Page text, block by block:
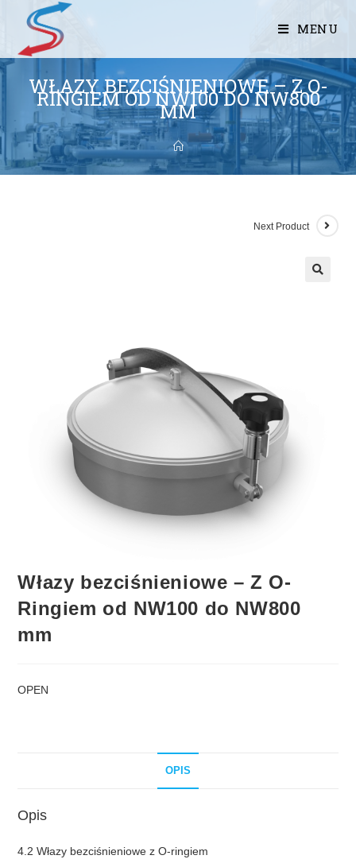
MENU
WŁAZY BEZCIŚNIENIOWE – Z O-
RINGIEM OD NW100 DO NW800
MM
Next Product
Włazy bezciśnieniowe – Z O-
Ringiem od NW100 do NW800
mm
OPEN
OPIS
Opis
4.2 Włazy bezciśnieniowe z O-ringiem